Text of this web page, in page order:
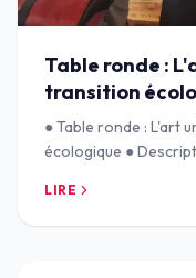
Table ronde :
transition
● Table ronde : L'art
écologique ●
LIRE